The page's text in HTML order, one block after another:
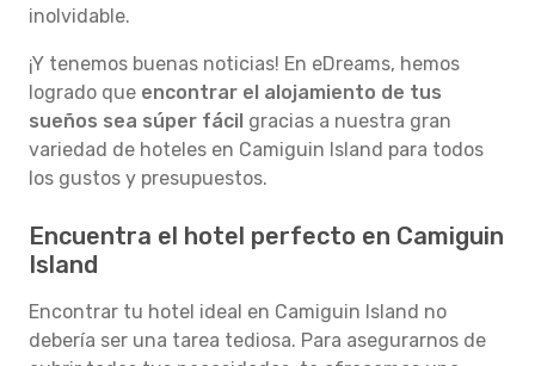
inolvidable.
¡Y tenemos buenas noticias! En eDreams, hemos
logrado que encontrar el alojamiento de tus
sueños sea súper fácil gracias a nuestra gran
variedad de hoteles en Camiguin Island para todos
los gustos y presupuestos.
Encuentra el hotel perfecto en Camiguin
Island
Encontrar tu hotel ideal en Camiguin Island no
debería ser una tarea tediosa. Para asegurarnos de